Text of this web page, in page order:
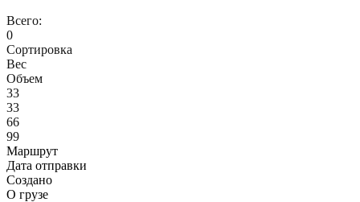
Всего:
0
Сортировка
Вес
Объем
33
33
66
99
Маршрут
Дата отправки
Создано
О грузе